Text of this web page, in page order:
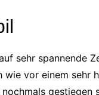
sehr spannende
wie vor einem sehr
gestiegen